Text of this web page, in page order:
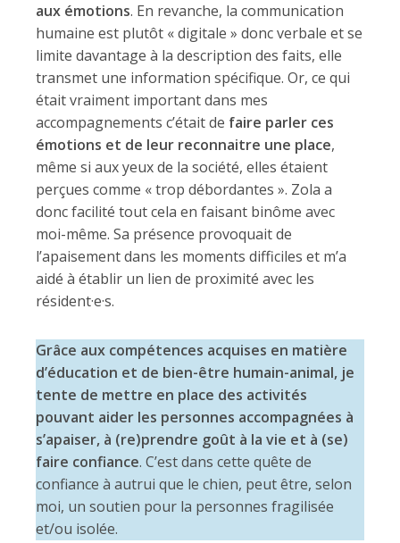
aux émotions. En revanche, la communication
humaine est plutôt « digitale » donc verbale et se
limite davantage à la description des faits, elle
transmet une information spécifique. Or, ce qui
était vraiment important dans mes
accompagnements c’était de faire parler ces
émotions et de leur reconnaitre une place,
même si aux yeux de la société, elles étaient
perçues comme « trop débordantes ». Zola a
donc facilité tout cela en faisant binôme avec
moi-même. Sa présence provoquait de
l’apaisement dans les moments difficiles et m’a
aidé à établir un lien de proximité avec les
résident·e·s.
Grâce aux compétences acquises en matière
d’éducation et de bien-être humain-animal, je
tente de mettre en place des activités
pouvant aider les personnes accompagnées à
s’apaiser, à (re)prendre goût à la vie et à (se)
faire confiance. C’est dans cette quête de
confiance à autrui que le chien, peut être, selon
moi, un soutien pour la personnes fragilisée
et/ou isolée.